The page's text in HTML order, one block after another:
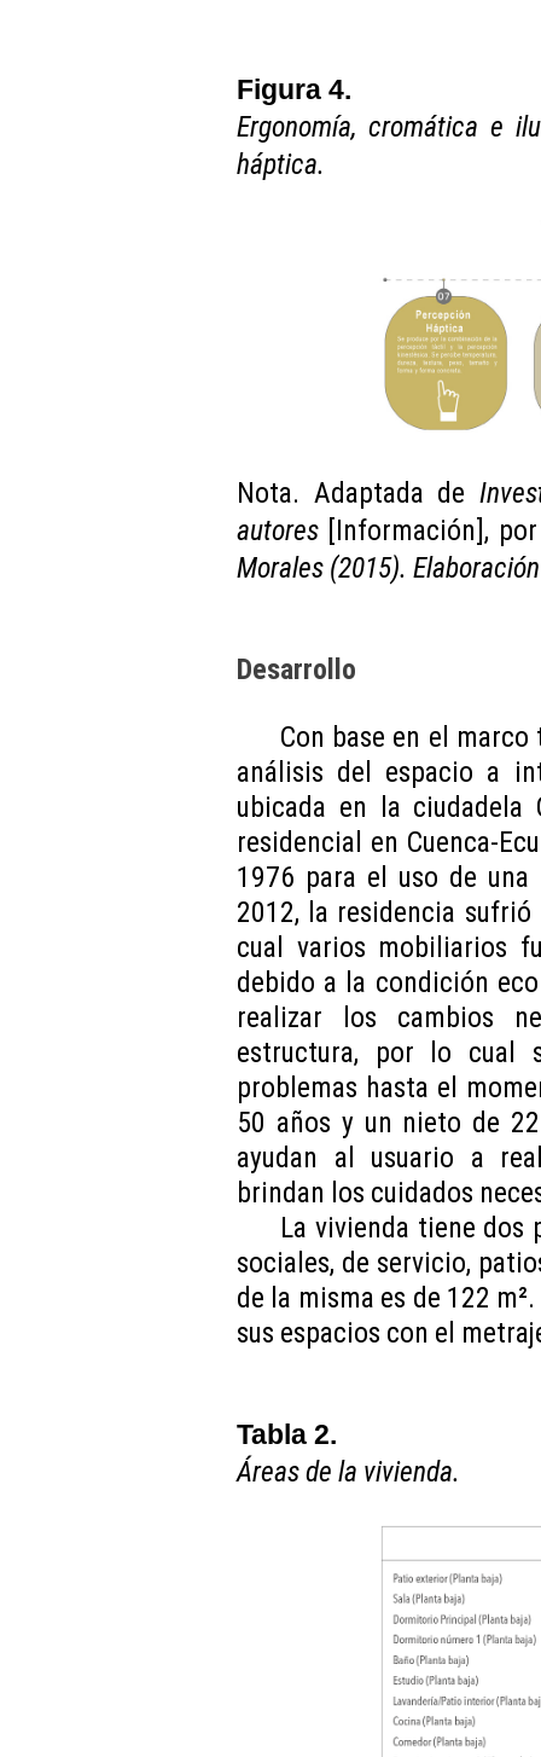
Figura 4.
Ergonomía, cromática e
háptica.
Nota. Adaptada de
autores [Información],
Morales (2015).
Desarrollo
Con base en el
análisis del espacio a
ubicada en la ciudadela
residencial en Cuenca-
1976 para el uso de
2012, la residencia
cual varios mobiliarios
debido a la condición
realizar los cambios
estructura, por lo cual
problemas hasta el
50 años y un nieto de
ayudan al usuario a
brindan los cuidados
La vivienda tiene dos
sociales, de servicio,
de la misma es de 122
sus espacios con el
Tabla 2.
Áreas de la vivienda.